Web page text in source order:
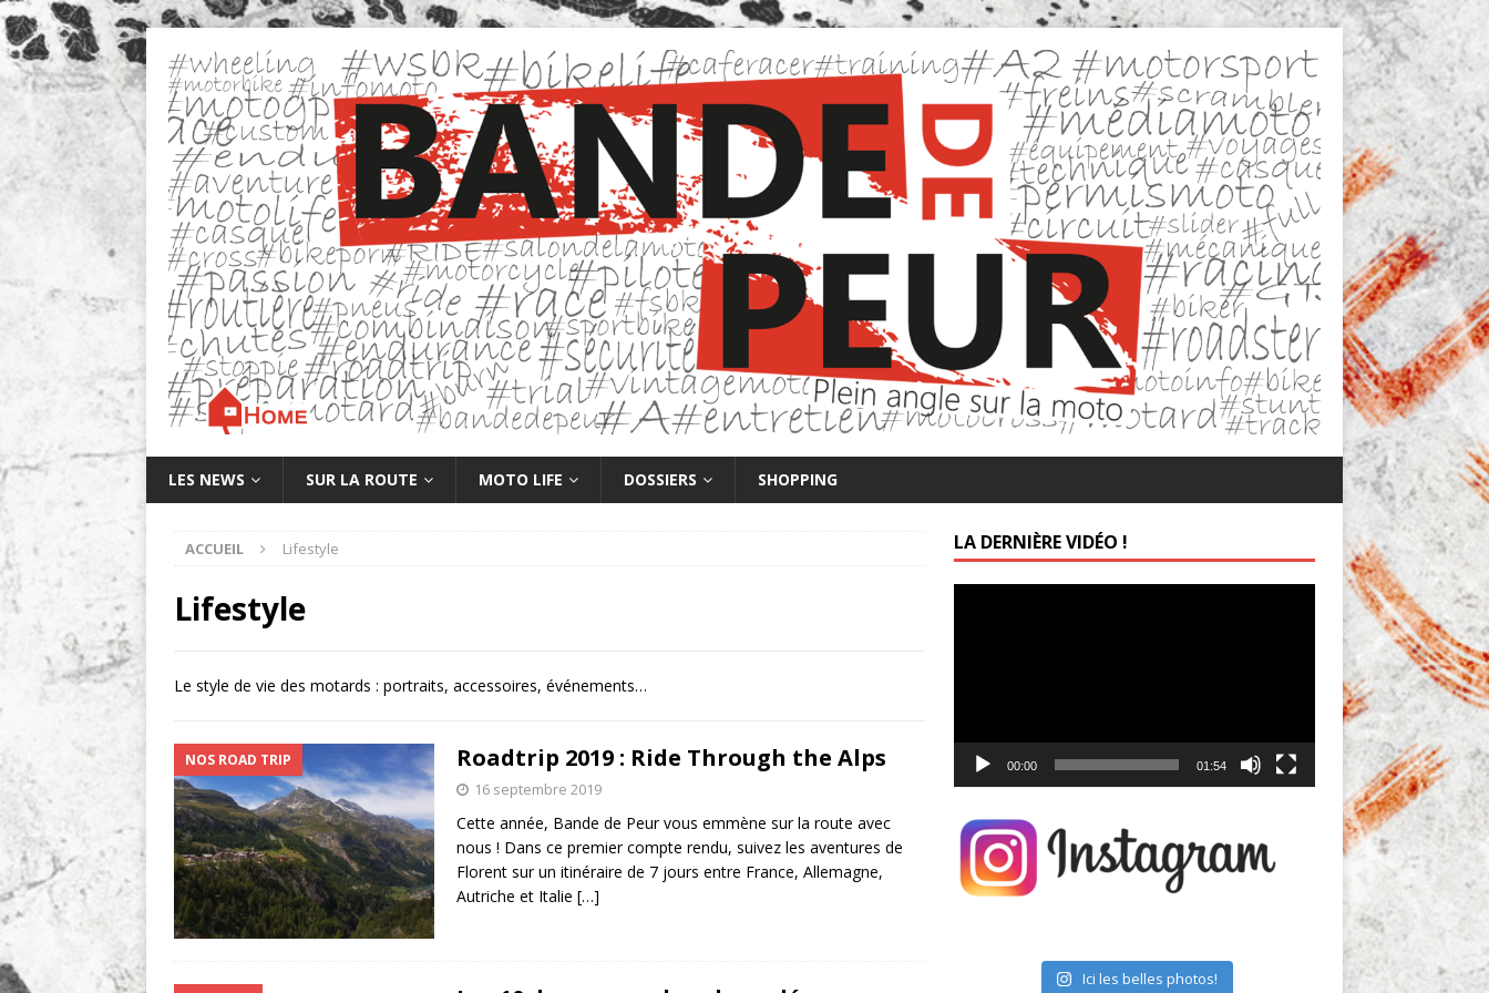
LES NEWS SUR LA ROUTE MOTO LIFE DOSSIERS SHOPPING
ACCUEIL Lifestyle
Lifestyle
Le style de vie des motards : portraits, accessoires, événements…
NOS ROAD TRIP Roadtrip 2019 : Ride Through the Alps
16 septembre 2019
Cette année, Bande de Peur vous emmène sur la route avec
nous ! Dans ce premier compte rendu, suivez les aventures de
Florent sur un itinéraire de 7 jours entre France, Allemagne,
Autriche et Italie […]
LA DERNIÈRE VIDÉO !
00:00 01:54
Ici les belles photos!